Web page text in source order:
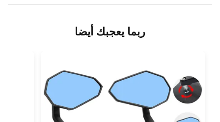
ربما يعجبك أيضا